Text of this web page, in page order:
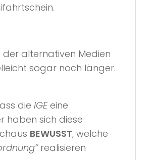
der alternativen Medien
sogar noch länger.
die IGEeine
haben sich diese
BEWUSST, welche
realisieren